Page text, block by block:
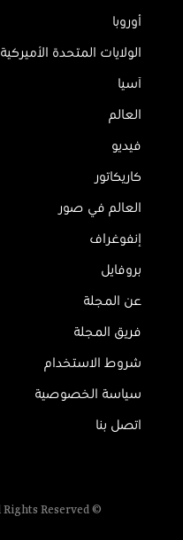
أوروبا
الولايات المتحدة الأميركية
آسيا
العالم
فيديو
كاريكاتور
العالم في صور
إنفوغراف
بروفايل
عن المجلة
فريق المجلة
شروط الاستخدام
سياسة الخصوصية
اتصل بنا
© Al Majalla Magazine. All Rights Reserved.